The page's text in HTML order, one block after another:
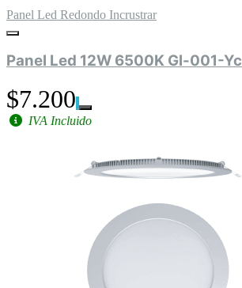
Panel Led Redondo Incrustrar
Panel Led 12W 6500K Gl-001-Yc
$7.200
IVA Incluido